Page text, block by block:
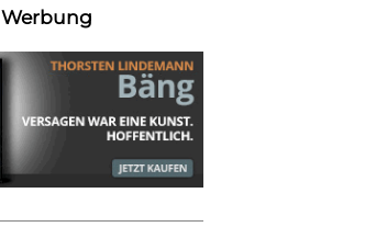
Werbung